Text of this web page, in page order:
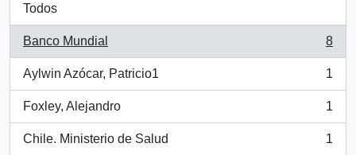
Todos
Banco Mundial
, 8 resultados
8
Aylwin Azócar, Patricio1
, 1 resultados
1
Foxley, Alejandro
, 1 resultados
1
Chile. Ministerio de Salud
, 1 resultados
1